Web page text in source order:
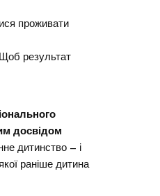
проживати
результат
досвідом
дитинство – і
раніше дитина